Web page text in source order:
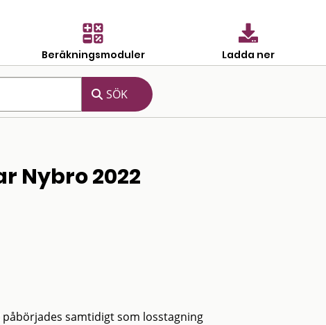
Beräkningsmoduler Ladda ner
Nybro 2022
samtidigt som losstagning